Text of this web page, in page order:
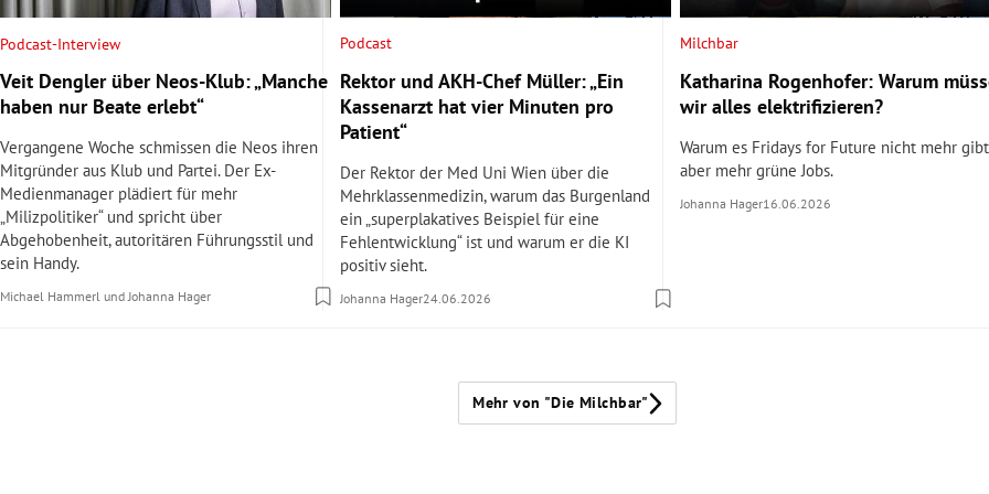
Podcast-Interview
Veit Dengler über Neos-Klub: „Manche
haben nur Beate erlebt“
Vergangene Woche schmissen die Neos ihren
Mitgründer aus Klub und Partei. Der Ex-
Medienmanager plädiert für mehr
„Milizpolitiker“ und spricht über
Abgehobenheit, autoritären Führungsstil und
sein Handy.
Michael Hammerl undJohanna Hager
Podcast
Rektor und AKH-Chef Müller: „Ein
Kassenarzt hat vier Minuten pro
Patient“
Der Rektor der Med Uni Wien über die
Mehrklassenmedizin, warum das Burgenland
ein „superplakatives Beispiel für eine
Fehlentwicklung“ ist und warum er die KI
positiv sieht.
Johanna Hager24.06.2026
Milchbar
Katharina Rogenhofer: Warum
wir alles elektrifizieren?
Warum es Fridays for Future nicht mehr
aber mehr grüne Jobs.
Johanna Hager16.06.2026
Mehr von "Die Milchbar"